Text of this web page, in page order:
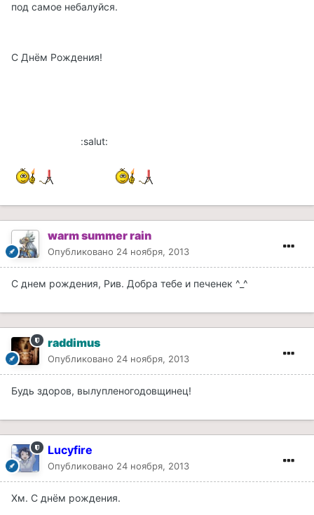
под самое небалуйся.
С Днём Рождения!
:salut:
warm summer rain
Опубликовано 24 ноября, 2013
С днем рождения, Рив. Добра тебе и печенек ^_^
raddimus
Опубликовано 24 ноября, 2013
Будь здоров, вылупленогодовщинец!
Lucyfire
Опубликовано 24 ноября, 2013
Хм. С днём рождения.